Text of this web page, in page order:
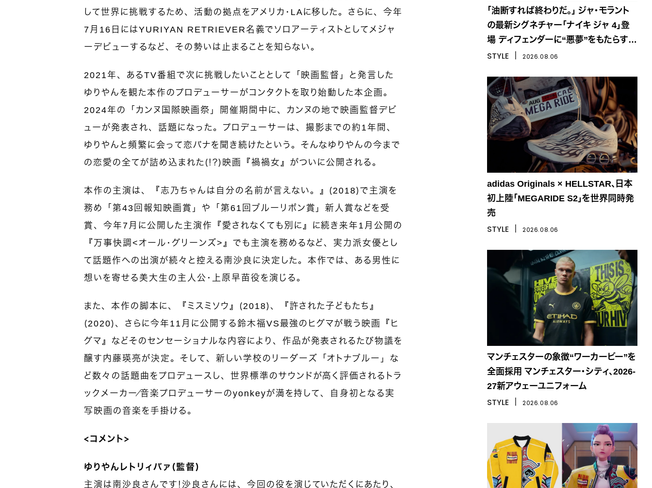
して世界に挑戦するため、活動の拠点をアメリカ・LAに移した。さらに、今年
7月16日にはYURIYAN RETRIEVER名義でソロアーティストとしてメジャ
ーデビューするなど、その勢いは止まることを知らない。
2021年、あるTV番組で次に挑戦したいこととして「映画監督」と発言した
ゆりやんを観た本作のプロデューサーがコンタクトを取り始動した本企画。
2024年の「カンヌ国際映画祭」開催期間中に、カンヌの地で映画監督デビ
ューが発表され、話題になった。プロデューサーは、撮影までの約1年間、
ゆりやんと頻繁に会って恋バナを聞き続けたという。そんなゆりやんの今まで
の恋愛の全てが詰め込まれた（！？）映画『禍禍女』がついに公開される。
本作の主演は、『志乃ちゃんは自分の名前が言えない。』（2018）で主演を
務め「第43回報知映画賞」や「第61回ブルーリボン賞」新人賞などを受
賞、今年7月に公開した主演作『愛されなくても別に』に続き来年1月公開の
『万事快調<オール・グリーンズ>』でも主演を務めるなど、実力派女優とし
て話題作への出演が続々と控える南沙良に決定した。本作では、ある男性に
想いを寄せる美大生の主人公・上原早苗役を演じる。
また、本作の脚本に、『ミスミソウ』（2018）、『許された子どもたち』
（2020）、さらに今年11月に公開する鈴木福VS最強のヒグマが戦う映画『ヒ
グマ』などそのセンセーショナルな内容により、作品が発表されるたび物議を
醸す内藤瑛亮が決定。そして、新しい学校のリーダーズ「オトナブルー」な
ど数々の話題曲をプロデュースし、世界標準のサウンドが高く評価されるトラ
ックメーカー／音楽プロデューサーのyonkeyが満を持して、自身初となる実
写映画の音楽を手掛ける。
＜コメント＞
ゆりやんレトリィバァ（監督）
主演は南沙良さんです！沙良さんには、今回の役を演じていただくにあたり、
「油断すれば終わりだ。」 ジャ・モラント
の最新シグネチャー「ナイキ ジャ 4」登
場 ディフェンダーに“悪夢”をもたらす一
足
STYLE 2026.08.06
adidas Originals × HELLSTAR、日本
初上陸「MEGARIDE S2」を世界同時発
売
STYLE 2026.08.06
マンチェスターの象徴“ワーカービー”を
全面採用 マンチェスター・シティ、2026-
27新アウェーユニフォーム
STYLE 2026.08.06